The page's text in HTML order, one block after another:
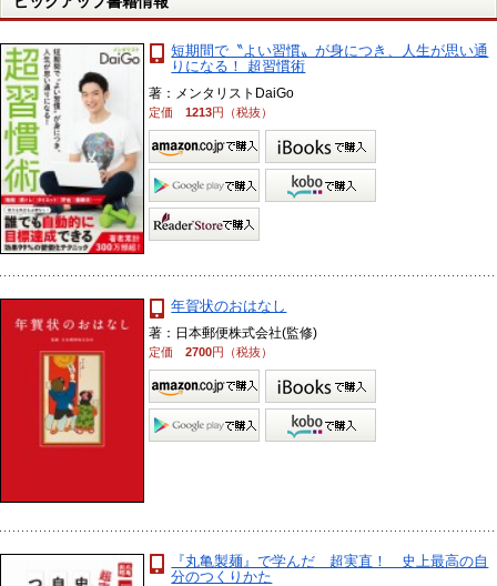
短期間で〝よい習慣〟が身につき、人生が思い通
りになる！ 超習慣術
著：メンタリストDaiGo
定価1213円（税抜）
年賀状のおはなし
著：日本郵便株式会社(監修)
定価2700円（税抜）
『丸亀製麺』で学んだ 超実直！ 史上最高の自
分のつくりかた